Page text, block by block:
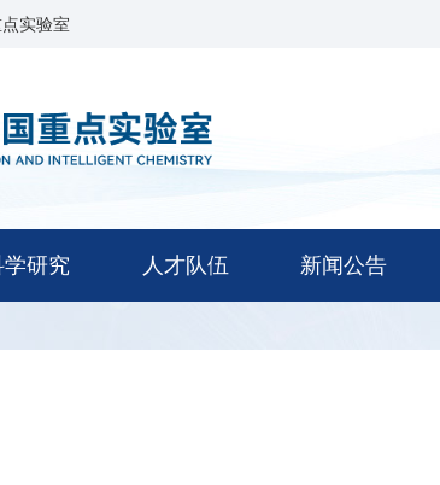
实验室
学研究 人才队伍 新闻公告